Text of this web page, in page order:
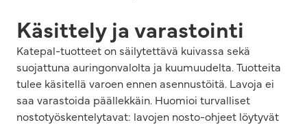
Käsittely ja varastointi
Katepal-tuotteet on säilytettävä kuivassa sekä
suojattuna auringonvalolta ja kuumuudelta. Tuotteita
tulee käsitellä varoen ennen asennustöitä. Lavoja ei
saa varastoida päällekkäin. Huomioi turvalliset
nostotyöskentelytavat: lavojen nosto-ohjeet löytyvät